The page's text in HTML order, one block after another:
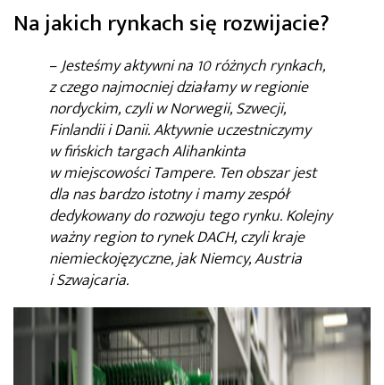
Na jakich rynkach się rozwijacie?
–Jesteśmy aktywni na 10 różnych rynkach,
z czego najmocniej działamy w regionie
nordyckim, czyli w Norwegii, Szwecji,
Finlandii i Danii. Aktywnie uczestniczymy
w fińskich targach Alihankinta
w miejscowości Tampere. Ten obszar jest
dla nas bardzo istotny i mamy zespół
dedykowany do rozwoju tego rynku. Kolejny
ważny region to rynek DACH, czyli kraje
niemieckojęzyczne, jak Niemcy, Austria
i Szwajcaria.